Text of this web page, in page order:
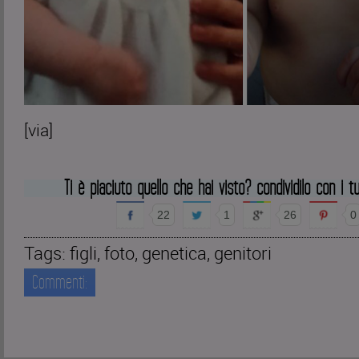
[via]
Ti è piaciuto quello che hai visto? condividilo con i
22 1 26 0
Tags: figli, foto, genetica, genitori
Commenti: